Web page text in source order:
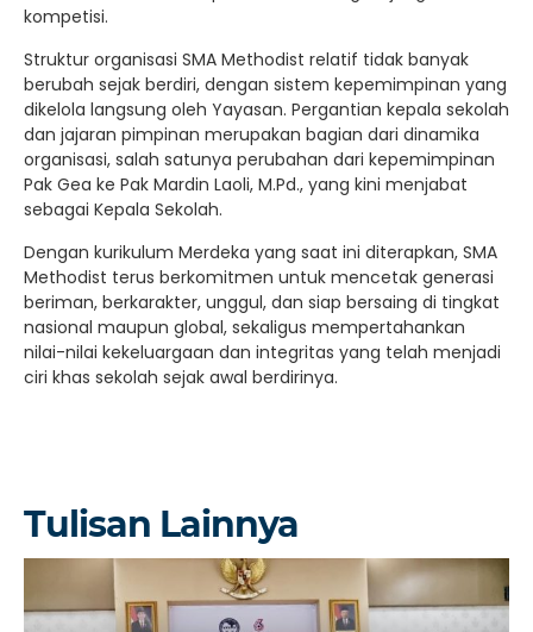
kompetisi.
Struktur organisasi SMA Methodist relatif tidak banyak
berubah sejak berdiri, dengan sistem kepemimpinan yang
dikelola langsung oleh Yayasan. Pergantian kepala sekolah
dan jajaran pimpinan merupakan bagian dari dinamika
organisasi, salah satunya perubahan dari kepemimpinan
Pak Gea ke Pak Mardin Laoli, M.Pd., yang kini menjabat
sebagai Kepala Sekolah.
Dengan kurikulum Merdeka yang saat ini diterapkan, SMA
Methodist terus berkomitmen untuk mencetak generasi
beriman, berkarakter, unggul, dan siap bersaing di tingkat
nasional maupun global, sekaligus mempertahankan
nilai-nilai kekeluargaan dan integritas yang telah menjadi
ciri khas sekolah sejak awal berdirinya.
Tulisan Lainnya